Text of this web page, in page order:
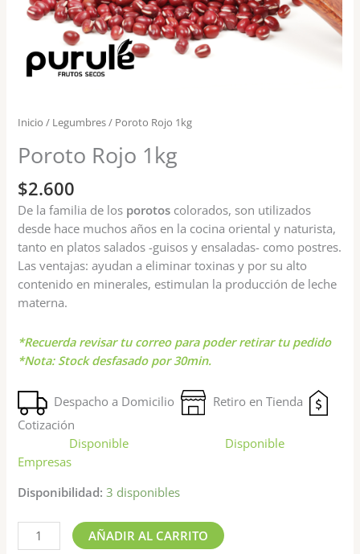
Inicio / Legumbres/ Poroto Rojo 1kg
Poroto Rojo 1kg
$2.600
De la familia de los porotos colorados, son utilizados
desde hace muchos años en la cocina oriental y naturista,
tanto en platos salados -guisos y ensaladas- como postres.
Las ventajas: ayudan a eliminar toxinas y por su alto
contenido en minerales, estimulan la producción de leche
materna.
*Recuerda revisar tu correo para poder retirar tu pedido
*Nota: Stock desfasado por 30min.
Despacho a Domicilio
Retiro en Tienda
Cotización
Disponible
Disponible
Empresas
Disponibilidad: 3 disponibles
AÑADIR AL CARRITO